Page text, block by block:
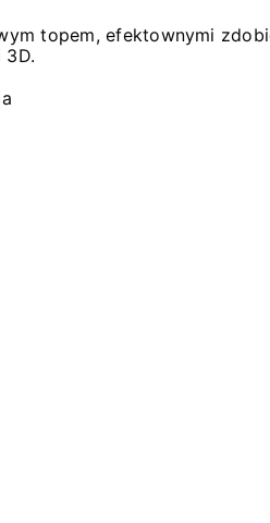
topem, efektownymi